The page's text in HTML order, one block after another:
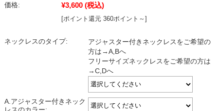
価格: ¥3,600 (税込)
[ポイント還元 360ポイント～]
ネックレスのタイプ:
アジャスター付きネックレスをご希望の
方は→A,Bへ
フリーサイズネックレスをご希望の方は
→C,Dへ
A.アジャスター付きネック